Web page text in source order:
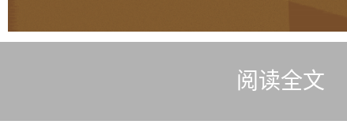
阅读全文